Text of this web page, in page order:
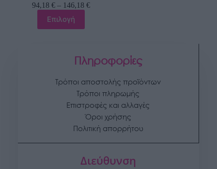
94,18€ – 146,18€
Επιλογή
Πληροφορίες
Τρόποι αποστολής προϊόντων
Τρόποι πληρωμής
Επιστροφές και αλλαγές
Όροι χρήσης
Πολιτική απορρήτου
Διεύθυνση